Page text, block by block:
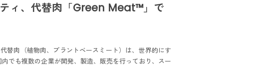
ィ、代替肉「Green Meat™️」で
替肉（植物肉、プラントベースミート）は、世界的にす
でも複数の企業が開発、製造、販売を行っており、スー